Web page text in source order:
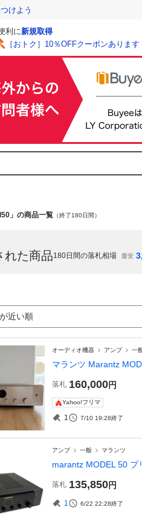
けよう
利に新規取得
［おトク］10％OFFクーポンあります
」の商品一覧 （終了180日間）
れた商品180日間の落札相場 最安
近い順
オーディオ機器 アンプ 一
マランツ Marantz
落札 160,000円
Yahoo!フリマ
1 7/10 19:28終了
アンプ 一般 マランツ
marantz MODEL 50
落札 135,850円
1 6/22 22:28終了